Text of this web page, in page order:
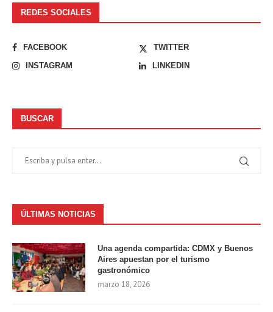
REDES SOCIALES
FACEBOOK
TWITTER
INSTAGRAM
LINKEDIN
BUSCAR
ÚLTIMAS NOTICIAS
Una agenda compartida: CDMX y Buenos
Aires apuestan por el turismo
gastronómico
marzo 18, 2026